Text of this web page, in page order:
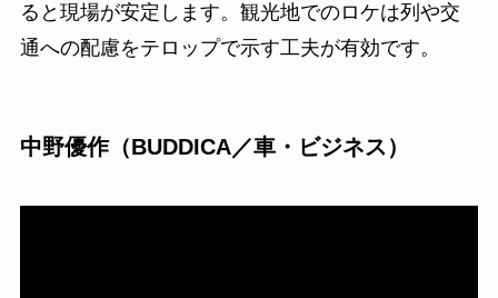
ると現場が安定します。観光地でのロケは列や交
通への配慮をテロップで示す工夫が有効です。
中野優作（BUDDICA／車・ビジネス）